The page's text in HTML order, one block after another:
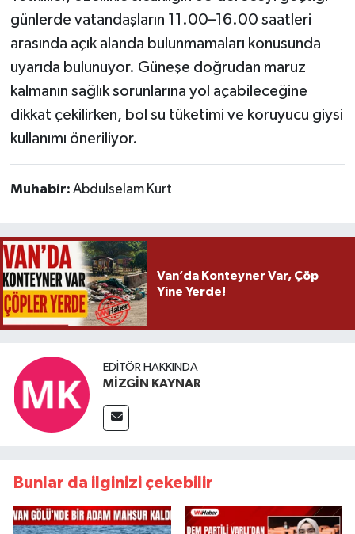
günlerde vatandaşların 11.00–16.00 saatleri
arasında açık alanda bulunmamaları konusunda
uyarıda bulunuyor. Güneşe doğrudan maruz
kalmanın sağlık sorunlarına yol açabileceğine
dikkat çekilirken, bol su tüketimi ve koruyucu giysi
kullanımı öneriliyor.
Muhabir: Abdulselam Kurt
Van’da Konteyner Var, Çöp
Yine Yerde!
EDITÖR HAKKINDA
MİZGİN KAYNAR
Bunlar da ilginizi çekebilir